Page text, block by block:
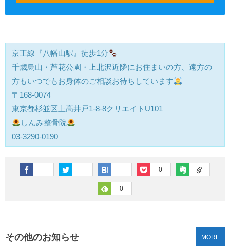
京王線『八幡山駅』徒歩1分
千歳烏山・芦花公園・上北沢近隣にお住まいの方、遠方の
方もいつでもお身体のご相談お待ちしています
〒168-0074
東京都杉並区上高井戸1-8-8クリエイトU101
しんみ整骨院
03-3290-0190
0
0
その他のお知らせ MORE